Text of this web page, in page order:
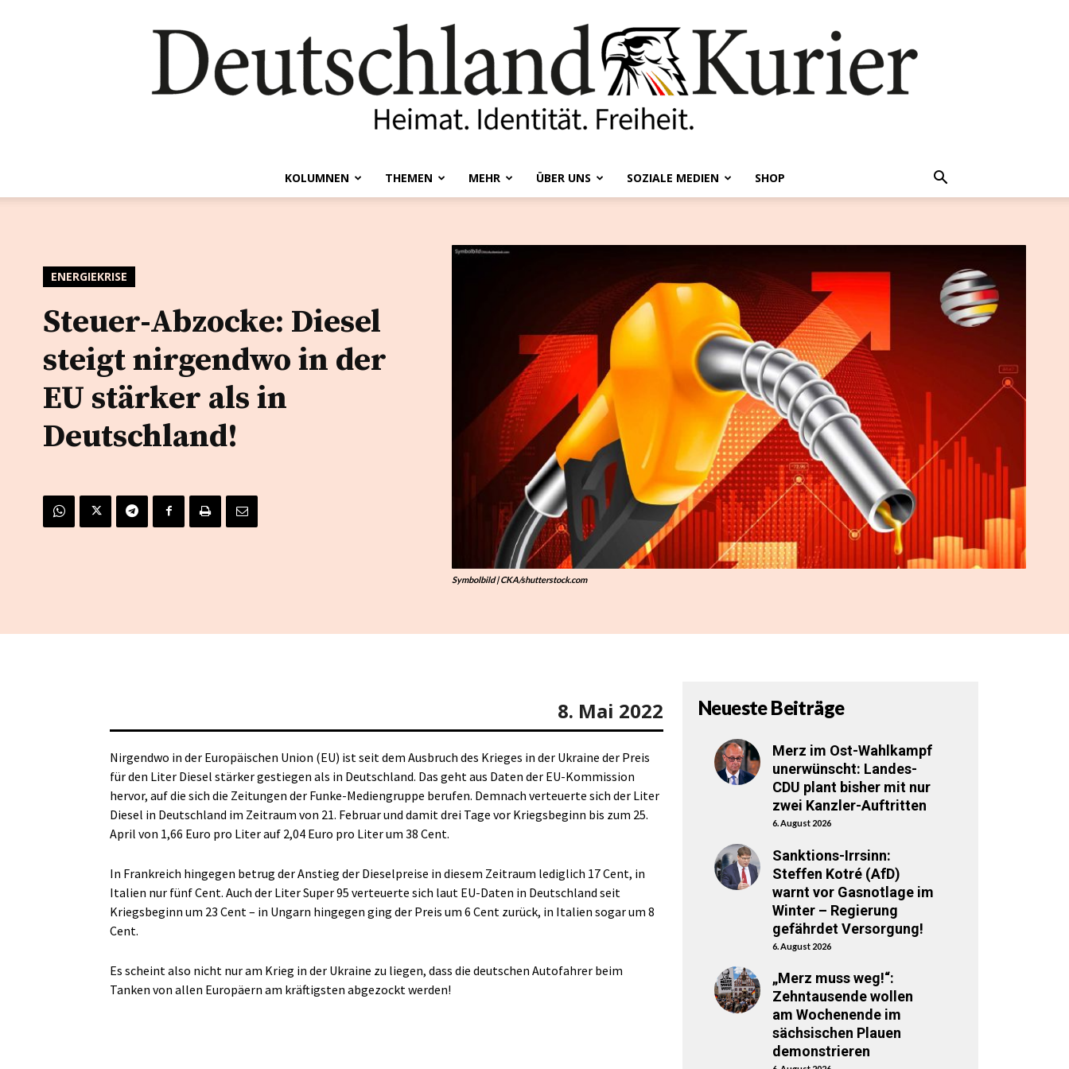
KOLUMNEN THEMEN MEHR ÜBER UNS SOZIALE MEDIEN SHOP
ENERGIEKRISE
Steuer-Abzocke: Diesel
steigt nirgendwo in der
EU stärker als in
Deutschland!
Symbolbild | CKA/shutterstock.com
8. Mai 2022
Nirgendwo in der Europäischen Union (EU) ist seit dem Ausbruch des Krieges in der Ukraine der Preis
für den Liter Diesel stärker gestiegen als in Deutschland. Das geht aus Daten der EU-Kommission
hervor, auf die sich die Zeitungen der Funke-Mediengruppe berufen. Demnach verteuerte sich der Liter
Diesel in Deutschland im Zeitraum von 21. Februar und damit drei Tage vor Kriegsbeginn bis zum 25.
April von 1,66 Euro pro Liter auf 2,04 Euro pro Liter um 38 Cent.
In Frankreich hingegen betrug der Anstieg der Dieselpreise in diesem Zeitraum lediglich 17 Cent, in
Italien nur fünf Cent. Auch der Liter Super 95 verteuerte sich laut EU-Daten in Deutschland seit
Kriegsbeginn um 23 Cent – in Ungarn hingegen ging der Preis um 6 Cent zurück, in Italien sogar um 8
Cent.
Es scheint also nicht nur am Krieg in der Ukraine zu liegen, dass die deutschen Autofahrer beim
Tanken von allen Europäern am kräftigsten abgezockt werden!
Neueste Beiträge
Merz im Ost-Wahlkampf
unerwünscht: Landes-
CDU plant bisher mit nur
zwei Kanzler-Auftritten
6. August 2026
Sanktions-Irrsinn:
Steffen Kotré (AfD)
warnt vor Gasnotlage im
Winter – Regierung
gefährdet Versorgung!
6. August 2026
„Merz muss weg!“:
Zehntausende wollen
am Wochenende im
sächsischen Plauen
demonstrieren